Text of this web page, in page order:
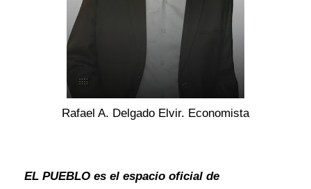
Rafael A. Delgado Elvir. Economista
EL PUEBLO es el espacio oficial de